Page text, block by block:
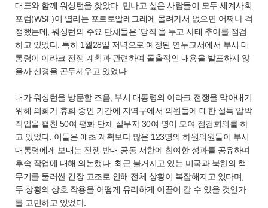
대표와 함께 워싱턴을 찾았다. 만나고 싶은 사람들이 모두 세계사회
포럼(WSF)이 열리는 포르토알레그레에 몰려가서 없으면 어쩌나 걱
정했는데, 워싱턴의 주요 단체들은 ‘당직’을 두고 사태 추이를 점검
하고 있었다. 특히 1월28일 저녁으로 예정된 연두교서에서 부시 대
통령이 이라크 전쟁 계획과 관련하여 돌출적인 내용을 발표하지 않
을까 신경을 곤두세우고 있었다.
내가 워싱턴을 방문할 즈음, 부시 대통령의 이라크 전쟁을 막아내기
위해 의회가 휴회 중인 기간에 지역구에서 의원들에 대한 설득 압박
작업을 펼친 50여 평화 단체 실무자 30여 명이 모여 점검회의를 하
고 있었다. 이들은 애초 계획보다 많은 123명의 하원의원들이 부시
대통령에게 보내는 전쟁 반대 공동 서한에 참여한 성과를 공유하며
후속 작업에 대해 의논했다. 최근 불거지고 있는 미국과 북한의 핵
무기를 둘러싼 긴장 고조로 인해 전체 상황이 복잡해지고 있다며,
두 상황의 상호 작용을 어떻게 유리하게 이끌어 갈 수 있을 것인가
를 고민하고 있었다.